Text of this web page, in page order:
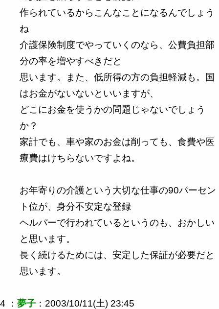
作られているからこんなことになるんでしょう
ね
介護保険制度でやっていくのなら、公費負担部
分の率を増やすべきだと
思います。また、低所得の方の負担軽減も。国
はお金がないないといいますが、
どこにお金を使うかの問題じゃないでしょう
か？
家計でも、車や家のお金は削っても、食費や医
療費はけちらないですよね。
お年寄りの介護という大切な仕事の90パーセン
ト位が、身分不安定な登録
ヘルパーで行われているというのも、おかしい
と思います。
長く続けるためには、安定した保証が必要だと
思います。
4 ： 夢子 ：2003/10/11(土) 23:45